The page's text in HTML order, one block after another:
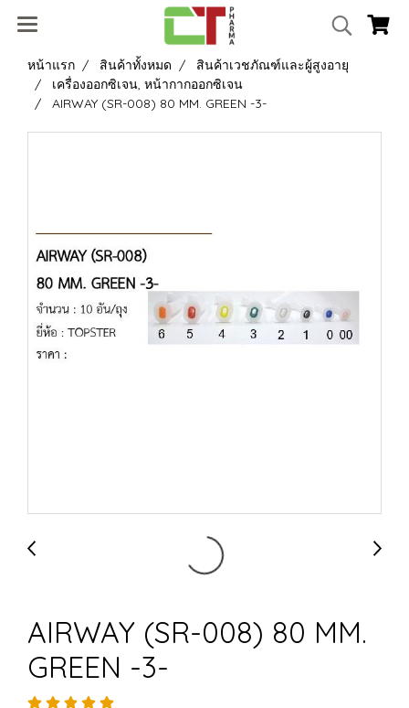
หน้าแรก สินค้าทั้งหมด
สินค้าเวชภัณฑ์และผู้สูงอายุ
เครื่องออกซิเจน, หน้ากากออกซิเจน
AIRWAY (SR-008) 80 MM. GREEN -3-
AIRWAY (SR-008) 80 MM.
GREEN -3-